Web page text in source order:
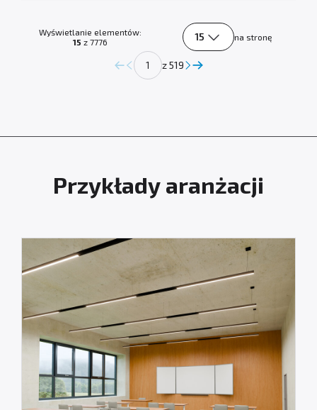
Wyświetlanie elementów:
15 z 7776
z 519
15 na stronę
Przykłady aranżacji